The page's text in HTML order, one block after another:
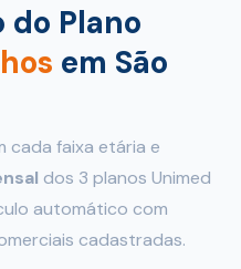
do Plano
em São
cada faixa etária e
dos 3 planos Unimed
automático com
cadastradas.